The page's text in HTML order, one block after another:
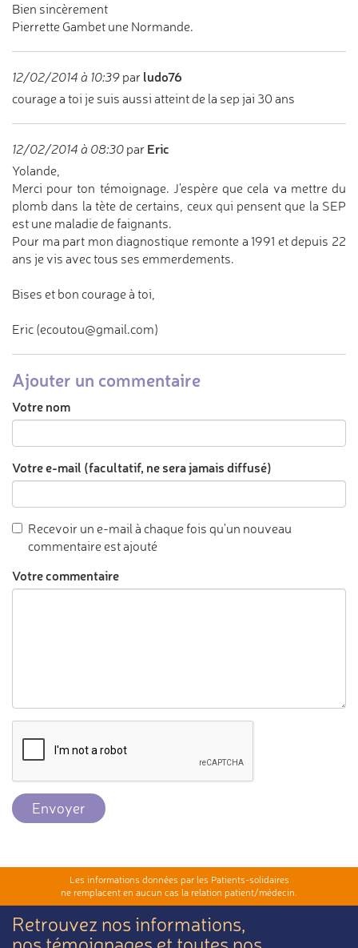
Bien sincèrement
Pierrette Gambet une Normande.
12/02/2014 à 10:39 par ludo76
courage a toi je suis aussi atteint de la sep jai 30 ans
12/02/2014 à 08:30 par Eric
Yolande,
Merci pour ton témoignage. J'espère que cela va mettre du
plomb dans la tète de certains, ceux qui pensent que la SEP
est une maladie de faignants.
Pour ma part mon diagnostique remonte a 1991 et depuis 22
ans je vis avec tous ses emmerdements.
Bises et bon courage à toi,
Eric (ecoutou@gmail.com)
Ajouter un commentaire
Votre nom
Votre e-mail (facultatif, ne sera jamais diffusé)
Recevoir un e-mail à chaque fois qu'un nouveau
commentaire est ajouté
Votre commentaire
Envoyer
Les informations données par les Patients-solidaires
ne remplacent en aucun cas la relation patient/médecin.
Retrouvez nos informations,